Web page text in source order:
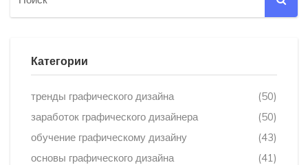
Категории
тренды графического дизайна
(50)
заработок графического дизайнера
(50)
обучение графическому дизайну
(43)
основы графического дизайна
(41)